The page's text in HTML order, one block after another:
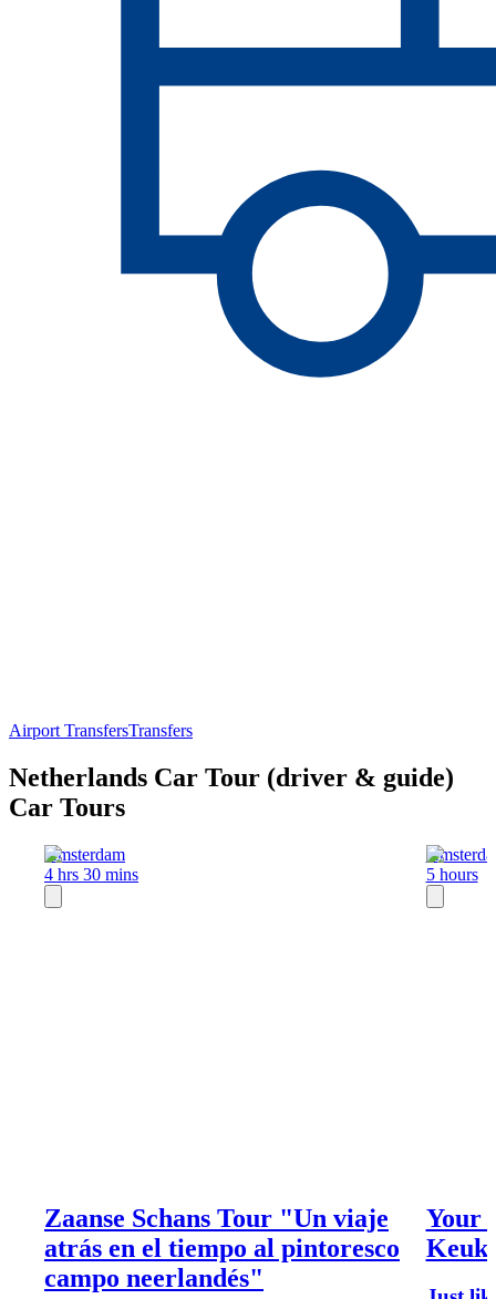
Airport TransfersTransfers
Netherlands Car Tour (driver & guide)
Car Tours
Amsterdam
4 hrs 30 mins
Zaanse Schans Tour "Un viaje
atrás en el tiempo al pintoresco
campo neerlandés"
5 hours
Your